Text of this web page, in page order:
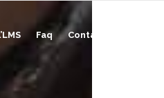
Faq Contatti